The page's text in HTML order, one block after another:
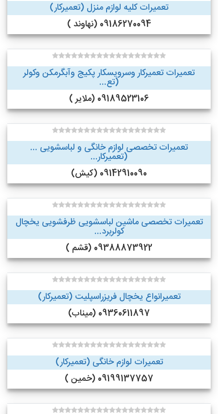
تعمیرات کلیه لوازم منزل (تعمیرکار)
09186270094 (نهاوند )
تعمیرات تعمیرکار وسرویسکار پکیج وآبگرمکن وکولر
(تع...
09189523106 (ملایر )
تعمیرات تخصصی لوازم خانگی و لباسشویی ...
(تعمیرکار...
09142910090 (کیش)
تعمیرات تخصصی ماشین لباسشویی ظرفشویی یخچال
کولربرد...
09388873922 (قشم )
تعمیرانواع یخچال فریزراسپلیت (تعمیرکار)
09360611897 (میناب)
تعمیرات لوازم خانگی (تعمیرکار)
09199137757 (خمین )